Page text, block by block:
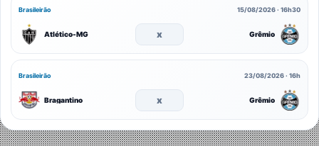
Brasileirão 15/08/2026 · 16h30
Atlético-MG x Grêmio
Brasileirão 23/08/2026 · 16h
Bragantino x Grêmio